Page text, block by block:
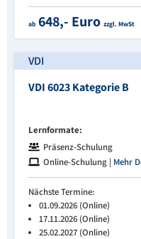
ab 648,- Euro zzgl. MwSt
VDI
VDI 6023 Kategorie B
Lernformate:
Präsenz-Schulung
Online-Schulung | Mehr
Nächste Termine:
01.09.2026 (Online)
17.11.2026 (Online)
25.02.2027 (Online)